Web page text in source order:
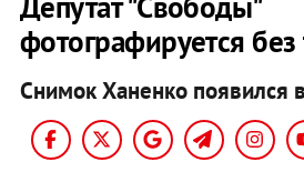
фотографируется без
Снимок Ханенко появился